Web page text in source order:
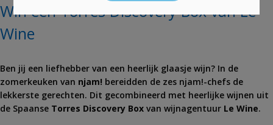
Win een Torres Discovery Box van Le
Wine
Ben jij een liefhebber van een heerlijk glaasje wijn? In de
zomerkeuken van njam! bereidden de zes njam!-chefs de
lekkerste gerechten. Dit gecombineerd met heerlijke wijnen uit
de Spaanse Torres Discovery Box van wijnagentuur Le Wine.